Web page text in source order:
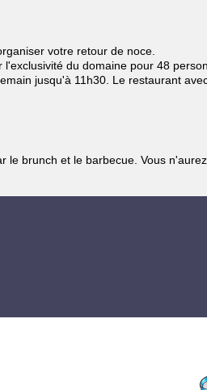
votre retour de noce.
du domaine pour 48
jusqu'à 11h30. Le restaurant
brunch et le barbecue. Vous